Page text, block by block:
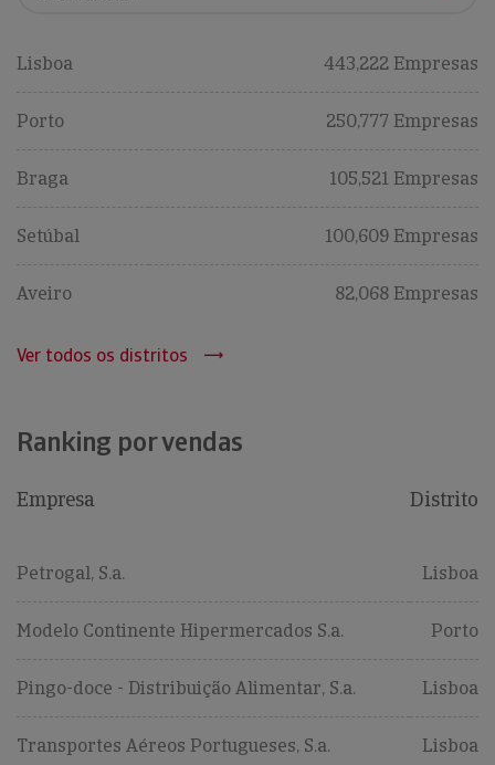
Lisboa 443,222 Empresas
Porto 250,777 Empresas
Braga 105,521 Empresas
Setúbal 100,609 Empresas
Aveiro 82,068 Empresas
Ver todos os distritos
Ranking por vendas
Empresa Distrito
Petrogal, S.a. Lisboa
Modelo Continente Hipermercados S.a. Porto
Pingo-doce - Distribuição Alimentar, S.a. Lisboa
Transportes Aéreos Portugueses, S.a. Lisboa